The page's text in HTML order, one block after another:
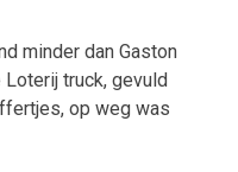
minder dan Gaston
truck, gevuld
op weg was